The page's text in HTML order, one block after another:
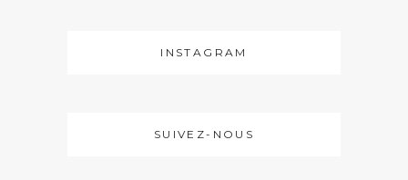
INSTAGRAM
SUIVEZ-NOUS